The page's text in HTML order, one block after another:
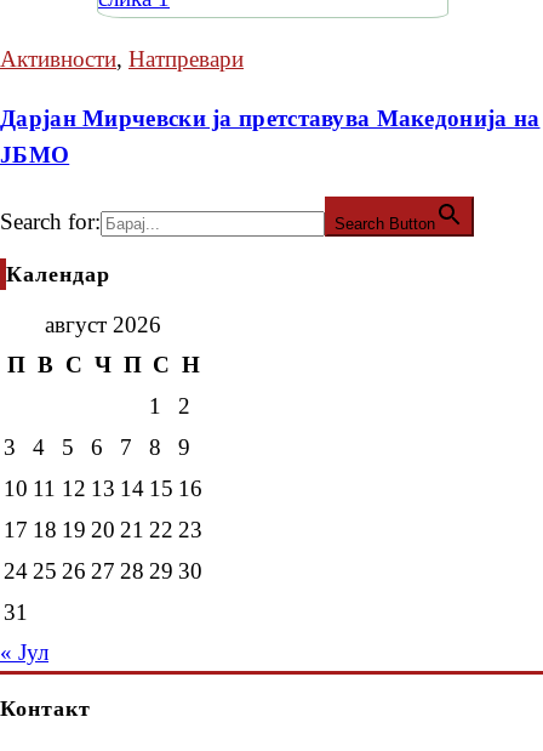
Активности, Натпревари
Дарјан Мирчевски ја претставува Македонија на
ЈБМО
Search for: Search Button
Календар
август 2026
П В С Ч П С Н
1
2
3
4 5 6 7 8
9
10 11 12 13 14 15 16
17 18 19 20 21 22 23
2425 26 27 28 29 30
31
« Јул
Контакт